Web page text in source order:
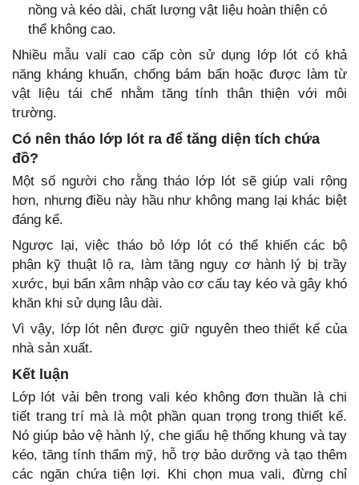
nồng và kéo dài, chất lượng vật liệu hoàn thiện có
thể không cao.
Nhiều mẫu vali cao cấp còn sử dụng lớp lót có khả
năng kháng khuẩn, chống bám bẩn hoặc được làm từ
vật liệu tái chế nhằm tăng tính thân thiện với môi
trường.
Có nên tháo lớp lót ra để tăng diện tích chứa
đồ?
Một số người cho rằng tháo lớp lót sẽ giúp vali rộng
hơn, nhưng điều này hầu như không mang lại khác biệt
đáng kể.
Ngược lại, việc tháo bỏ lớp lót có thể khiến các bộ
phận kỹ thuật lộ ra, làm tăng nguy cơ hành lý bị trầy
xước, bụi bẩn xâm nhập vào cơ cấu tay kéo và gây khó
khăn khi sử dụng lâu dài.
Vì vậy, lớp lót nên được giữ nguyên theo thiết kế của
nhà sản xuất.
Kết luận
Lớp lót vải bên trong vali kéo không đơn thuần là chi
tiết trang trí mà là một phần quan trọng trong thiết kế.
Nó giúp bảo vệ hành lý, che giấu hệ thống khung và tay
kéo, tăng tính thẩm mỹ, hỗ trợ bảo dưỡng và tạo thêm
các ngăn chứa tiện lợi. Khi chọn mua vali, đừng chỉ